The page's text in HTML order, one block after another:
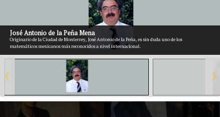
José Antonio de la Peña Mena
Originario de la Ciudad de Monterrey, José Antonio de la Peña, es sin duda uno de los
matemáticos mexicanos más reconocidos a nivel internacional.